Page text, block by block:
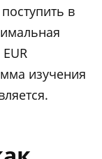
в
изучения